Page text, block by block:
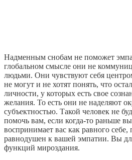
Надменным снобам не поможет
глобальном смысле они не
людьми. Они чувствуют себя
не могут и не хотят понять, что
личности, у которых есть свое
желания. То есть они не наделяют
субъектностью. Такой человек не
помочь вам, если когда-то раньше
воспринимает вас как равного себе,
равнодушен к вашей эмпатии. Вы
функций мироздания.